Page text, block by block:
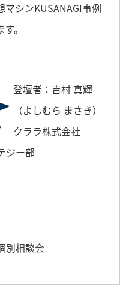
シンKUSANAGI事例
。
登壇者：吉村 真輝
（よしむら まさき）
クララ株式会社
ジー部
別相談会